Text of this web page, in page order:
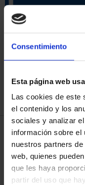
Consentimiento
Esta página web
Las cookies de este
el contenido y los
sociales y analizar
información sobre el
nuestros partners
web, quienes
que les haya
partir del uso que
ORDENAR POR:
3 Productos